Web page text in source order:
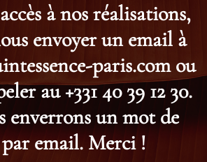
à nos réalisations,
envoyer un email à
paris.com ou
au +331 40 39 12 30.
enverrons un mot de
par email. Merci !